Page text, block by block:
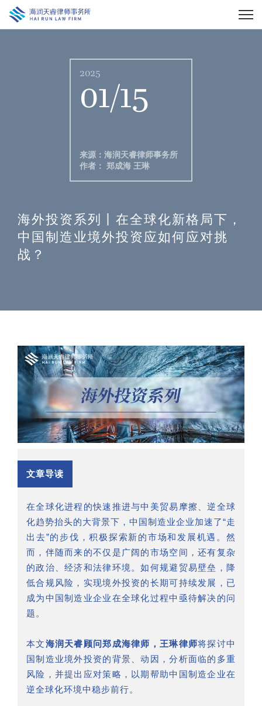
2025
01/15
来源：海润天睿律师事务所
作者： 郑成海 王琳
海外投资系列丨在全球化新格局下，
中国制造业境外投资应如何应对挑
战？
文章导读
在全球化进程的快速推进与中美贸易摩擦、逆全球
化趋势抬头的大背景下，中国制造业企业加速了“走
出去”的步伐，积极探索新的市场和发展机遇。然
而，伴随而来的不仅是广阔的市场空间，还有复杂
的政治、经济和法律环境。如何规避贸易壁垒，降
低合规风险，实现境外投资的长期可持续发展，已
成为中国制造业企业在全球化过程中亟待解决的问
题。
本文海润天睿顾问郑成海律师，王琳律师将探讨中
国制造业境外投资的背景、动因，分析面临的多重
风险，并提出应对策略，以期帮助中国制造企业在
逆全球化环境中稳步前行。